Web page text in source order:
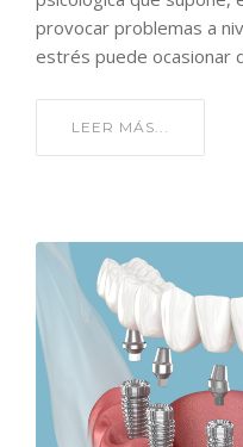
provocar problemas a
estrés puede ocasionar
LEER MÁS...